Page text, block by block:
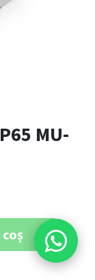
MU-